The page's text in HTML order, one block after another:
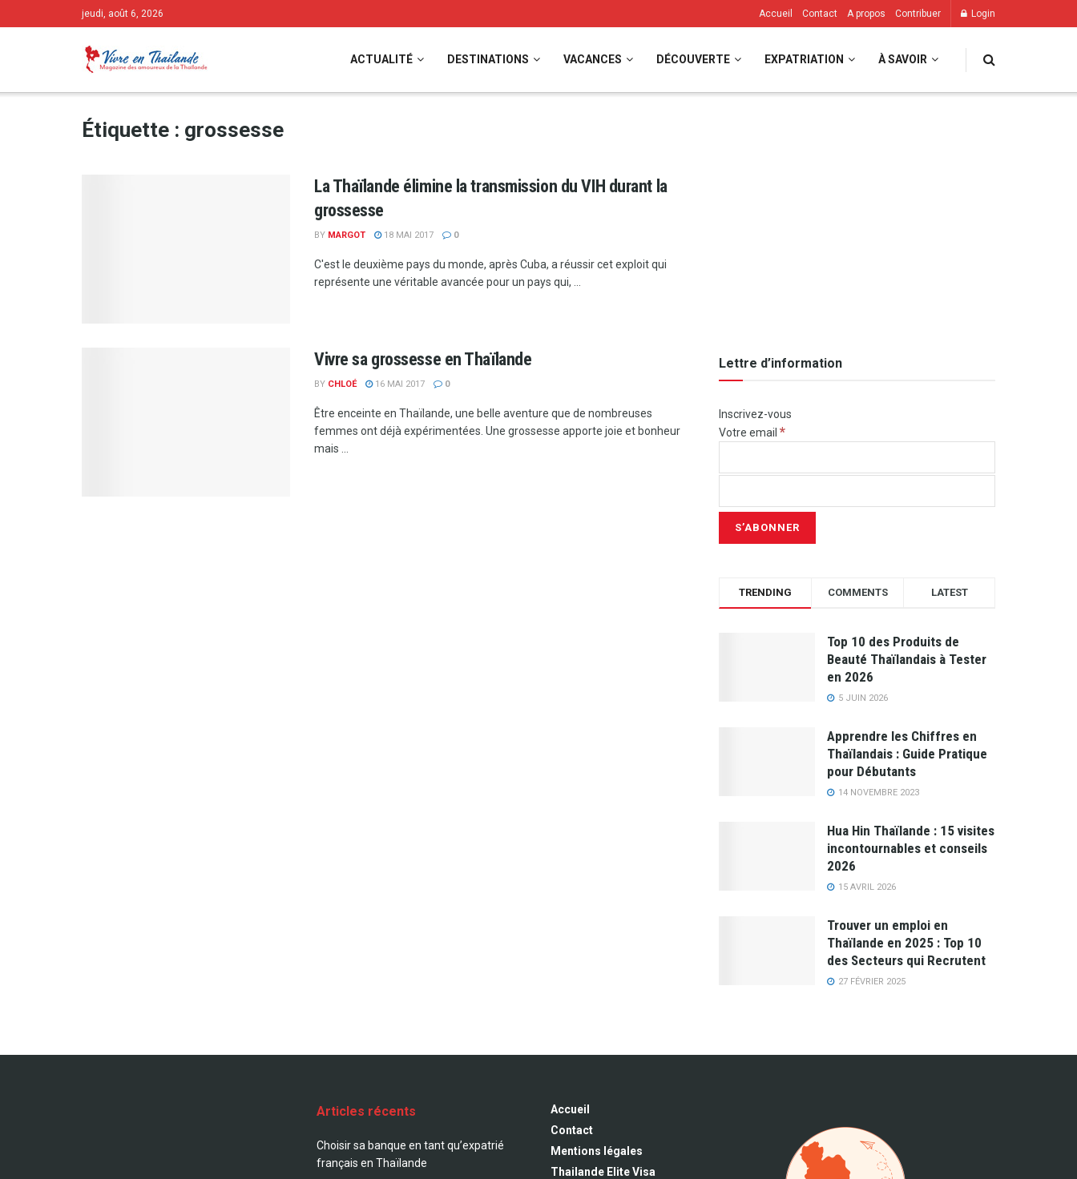
jeudi, août 6, 2026 Accueil Contact A propos Contribuer Login
ACTUALITÉ DESTINATIONS VACANCES DÉCOUVERTE EXPATRIATION À SAVOIR
Étiquette : grossesse
La Thaïlande élimine la transmission du VIH durant la
grossesse
BY MARGOT 18 MAI 2017 0
C'est le deuxième pays du monde, après Cuba, a réussir cet exploit qui
représente une véritable avancée pour un pays qui, ...
Vivre sa grossesse en Thaïlande
BY CHLOÉ 16 MAI 2017 0
Être enceinte en Thaïlande, une belle aventure que de nombreuses
femmes ont déjà expérimentées. Une grossesse apporte joie et bonheur
mais ...
Lettre d’information
Inscrivez-vous
Votre email *
TRENDING COMMENTS LATEST
Top 10 des Produits de
Beauté Thaïlandais à Tester
en 2026
5 JUIN 2026
Apprendre les Chiffres en
Thaïlandais : Guide Pratique
pour Débutants
14 NOVEMBRE 2023
Hua Hin Thaïlande : 15 visites
incontournables et conseils
2026
15 AVRIL 2026
Trouver un emploi en
Thaïlande en 2025 : Top 10
des Secteurs qui Recrutent
27 FÉVRIER 2025
Articles récents
Choisir sa banque en tant qu’expatrié
français en Thaïlande
Accueil
Contact
Mentions légales
Thailande Elite Visa